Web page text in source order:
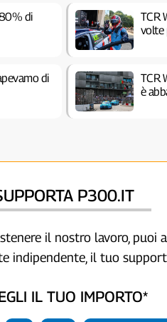
di
TCR
volte
di
TCR
è
P300.IT
il nostro lavoro,
indipendente, il tuo
IL TUO IMPORTO*